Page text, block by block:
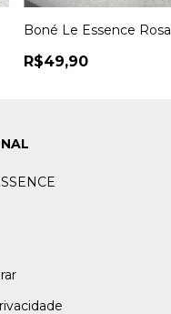
Boné Le Essence Rosa
R$49,90